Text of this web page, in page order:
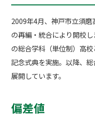
2009年4月、神戸市立須
の再編・統合により開校
の総合学科（単位制）高
記念式典を実施。以降、
展開しています。
偏差値